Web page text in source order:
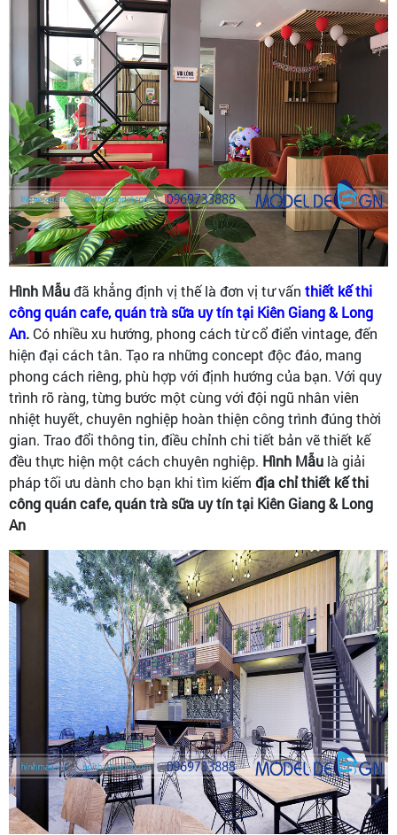
Hình Mẫuđã khẳng định vị thế là đơn vị tư vấn thiết kế thi
công quán cafe, quán trà sữa uy tín tại Kiên Giang & Long
An. Có nhiều xu hướng, phong cách từ cổ điển vintage, đến
hiện đại cách tân. Tạo ra những concept độc đáo, mang
phong cách riêng, phù hợp với định hướng của bạn. Với quy
trình rõ ràng, từng bước một cùng với đội ngũ nhân viên
nhiệt huyết, chuyên nghiệp hoàn thiện công trình đúng thời
gian. Trao đổi thông tin, điều chỉnh chi tiết bản vẽ thiết kế
đều thực hiện một cách chuyên nghiệp. Hình Mẫu là giải
pháp tối ưu dành cho bạn khi tìm kiếm địa chỉ thiết kế thi
công quán cafe, quán trà sữa uy tín tại Kiên Giang & Long
An